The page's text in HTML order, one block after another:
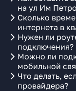
на ул Им
Сколько
интернета в
Нужен ли
подключения?
Можно ли
мобильной
Что делать,
провайдера?